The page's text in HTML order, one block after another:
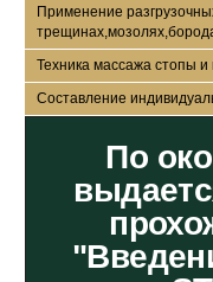
Применение
Техника массажа стопы и
Составление
Обучение в мини
группах
Екатерина Зуева-
дорожит своей
только в мини группах до
чтобы каждому студенту
максимум внимания от
90% практики на